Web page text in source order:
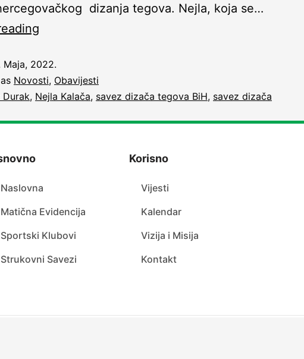
dizanja tegova. Nejla, koja se…
Maja, 2022.
Novosti, Obavijesti
Durak, Nejla Kalača, savez dizača tegova BiH, savez dizača
Naslovna
Matična Evidencija
Sportski Klubovi
Strukovni Savezi
Korisno
Vijesti
Kalendar
Vizija i Misija
Kontakt